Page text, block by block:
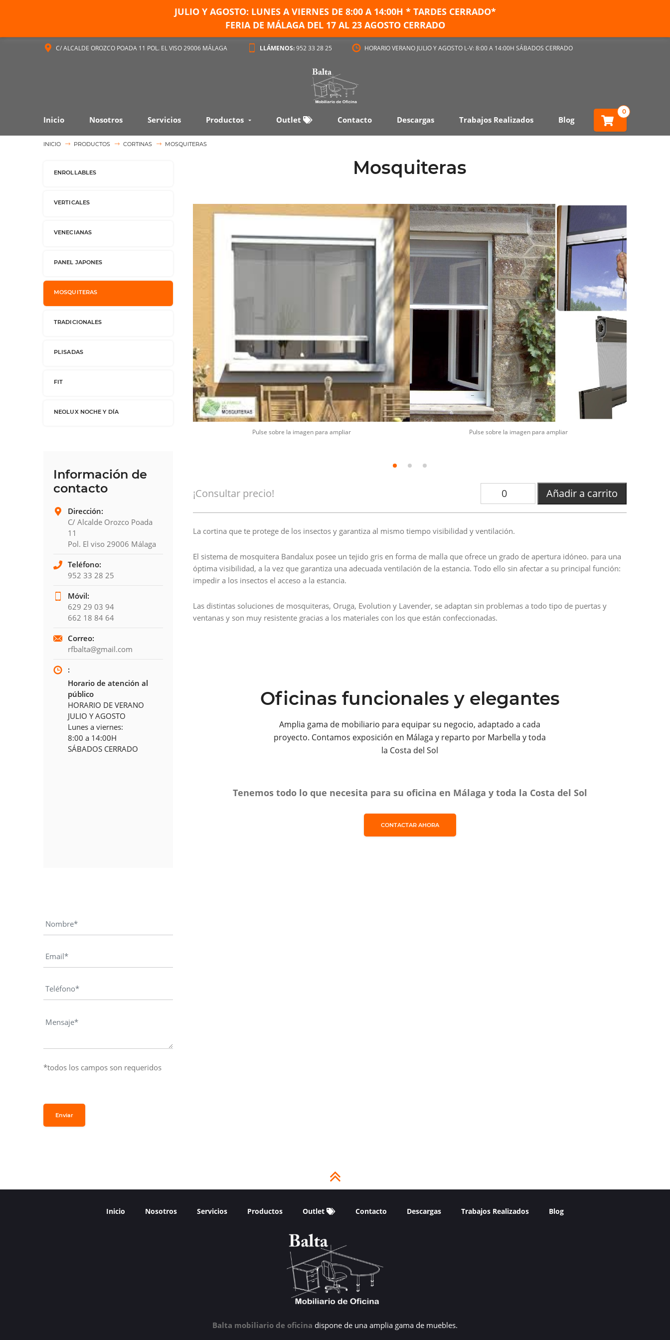
JULIO Y AGOSTO: LUNES A VIERNES DE 8:00 A 14:00H * TARDES CERRADO*
FERIA DE MÁLAGA DEL 17 AL 23 AGOSTO CERRADO
C/ ALCALDE OROZCO POADA 11 POL. EL VISO 29006 MÁLAGA LLÁMENOS:952 33 28 25 HORARIO VERANO JULIO Y AGOSTO L-V: 8:00 A 14:00H SÁBADOS CERRADO
Inicio Nosotros Servicios Productos Outlet Contacto Descargas Trabajos Realizados Blog
0
INICIO PRODUCTOS CORTINAS MOSQUITERAS
Mosquiteras
Pulse sobre la imagen para ampliar Pulse sobre la imagen para ampliar
¡Consultar precio! Añadir a carrito
La cortina que te protege de los insectos y garantiza al mismo tiempo visibilidad y ventilación.
El sistema de mosquitera Bandalux posee un tejido gris en forma de malla que ofrece un grado de apertura idóneo. para una
óptima visibilidad, a la vez que garantiza una adecuada ventilación de la estancia. Todo ello sin afectar a su principal función:
impedir a los insectos el acceso a la estancia.
Las distintas soluciones de mosquiteras, Oruga, Evolution y Lavender, se adaptan sin problemas a todo tipo de puertas y
ventanas y son muy resistente gracias a los materiales con los que están confeccionadas.
Oficinas funcionales y elegantes
Amplia gama de mobiliario para equipar su negocio, adaptado a cada
proyecto. Contamos exposición en Málaga y reparto por Marbella y toda
la Costa del Sol
Tenemos todo lo que necesita para su oficina en Málaga y toda la Costa del Sol
CONTACTAR AHORA
ENROLLABLES
VERTICALES
VENECIANAS
PANEL JAPONES
MOSQUITERAS
TRADICIONALES
PLISADAS
FIT
NEOLUX NOCHE Y DÍA
Información de
contacto
Dirección:
C/ Alcalde Orozco Poada
11
Pol. El viso 29006 Málaga
Teléfono:
952 33 28 25
Móvil:
629 29 03 94
662 18 84 64
Correo:
rfbalta@gmail.com
:
Horario de atención al
público
HORARIO DE VERANO
JULIO Y AGOSTO
Lunes a viernes:
8:00 a 14:00H
SÁBADOS CERRADO
*todos los campos son requeridos
Enviar
Inicio Nosotros Servicios Productos Outlet Contacto Descargas Trabajos Realizados Blog
Balta mobiliario de oficina dispone de una amplia gama de muebles.